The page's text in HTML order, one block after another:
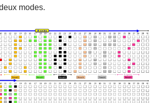
modes.